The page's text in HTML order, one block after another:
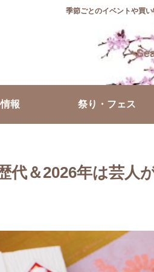
季節ごとのイベントや買
報 祭り・フェス
代＆2026年は芸人